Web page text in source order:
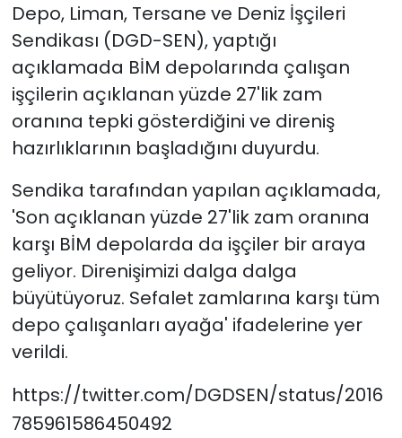
Depo, Liman, Tersane ve Deniz İşçileri
Sendikası (DGD-SEN), yaptığı
açıklamada BİM depolarında çalışan
işçilerin açıklanan yüzde 27'lik zam
oranına tepki gösterdiğini ve direniş
hazırlıklarının başladığını duyurdu.
Sendika tarafından yapılan açıklamada,
'Son açıklanan yüzde 27'lik zam oranına
karşı BİM depolarda da işçiler bir araya
geliyor. Direnişimizi dalga dalga
büyütüyoruz. Sefalet zamlarına karşı tüm
depo çalışanları ayağa' ifadelerine yer
verildi.
https://twitter.com/DGDSEN/status/2016
785961586450492